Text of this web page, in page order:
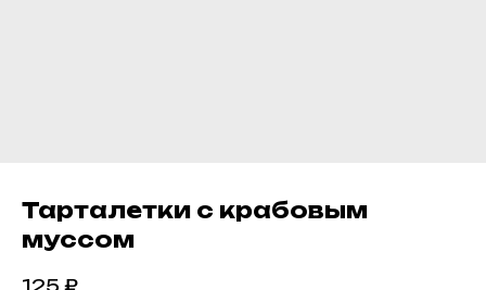
Тарталетки с крабовым
муссом
125 ₽